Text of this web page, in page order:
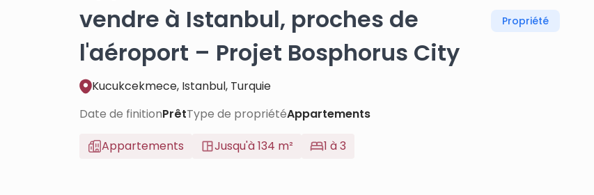
vendre à Istanbul, proches de
l'aéroport – Projet Bosphorus City
Propriété
Kucukcekmece, Istanbul, Turquie
Date de finitionPrêtType de propriétéAppartements
Appartements
Jusqu'à 134 m² 1 à 3